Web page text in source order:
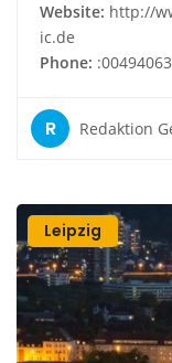
Website: http://
ic.de
Phone:
R Redaktion
Leipzig